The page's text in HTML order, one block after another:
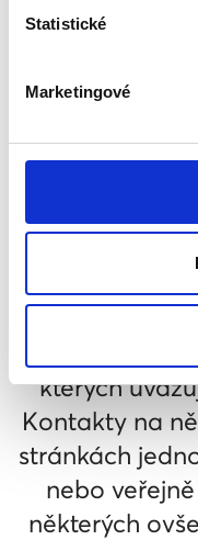
Statistické
Marketingové
dosáhli
musíme
budou
docílit pouze
kontaktu a
CO
kterých
Kontakty na
stránkách
nebo
některých